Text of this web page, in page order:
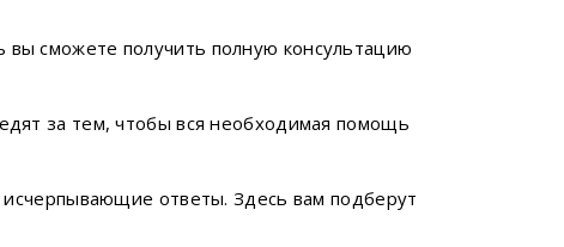
сможете получить полную консультацию
за тем, чтобы вся необходимая помощь
исчерпывающие ответы. Здесь вам подберут